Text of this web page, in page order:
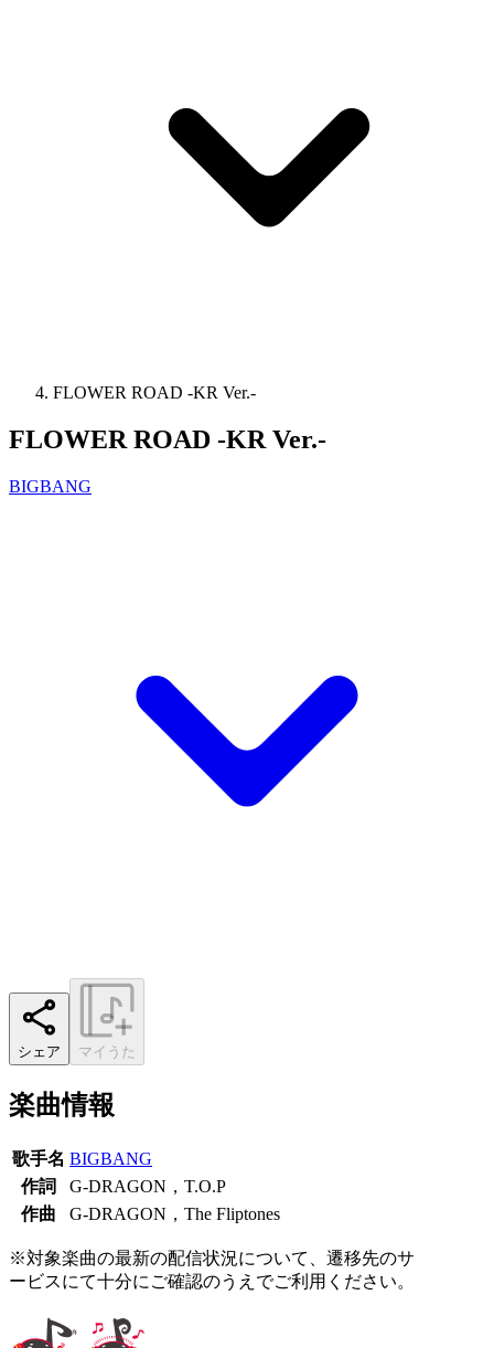
FLOWER ROAD -KR Ver.-
FLOWER ROAD -KR Ver.-
BIGBANG
シェア マイうた
楽曲情報
歌手名 BIGBANG
作詞
G-DRAGON，T.O.P
作曲
G-DRAGON，The Fliptones
※対象楽曲の最新の配信状況について、遷移先のサ
ービスにて十分にご確認のうえでご利用ください。